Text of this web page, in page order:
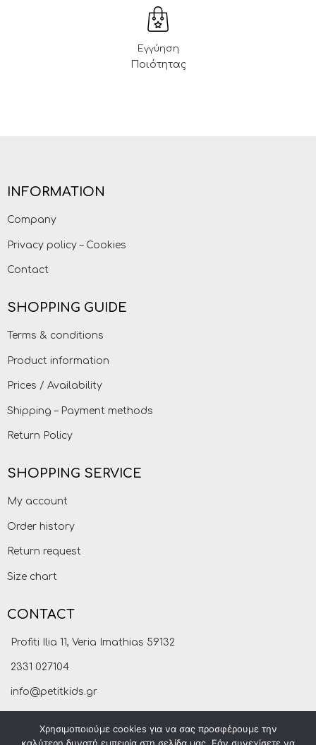
Εγγύηση
Ποιότητας
INFORMATION
Company
Privacy policy – Cookies
Contact
SHOPPING GUIDE
Terms & conditions
Product information
Prices / Availability
Shipping – Payment methods
Return Policy
SHOPPING SERVICE
My account
Order history
Return request
Size chart
CONTACT
Profiti Ilia 11, Veria Imathias 59132
2331 027104
info@petitkids.gr
Χρησιμοποιούμε cookies για να σας προσφέρουμε την